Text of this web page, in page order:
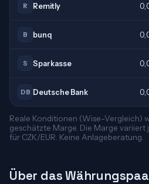
R Remitly
B bunq
S Sparkasse
DB Deutsche Bank
Reale Konditionen (Wise-Vergleich)
geschätzte Marge. Die Marge
für CZK/EUR. Keine Anlageberatung.
Über das